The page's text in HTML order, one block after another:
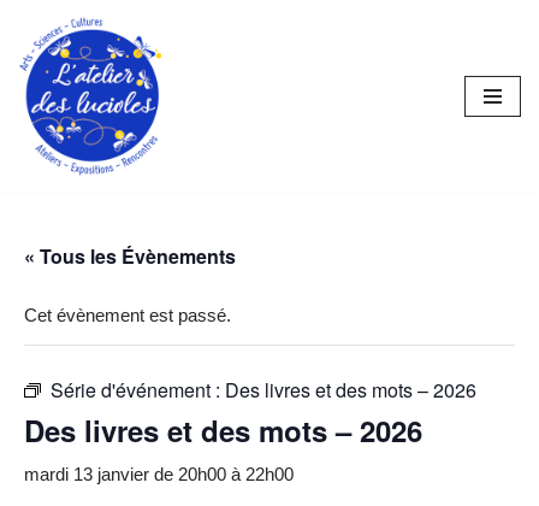
Aller
au
contenu
« Tous les Évènements
Cet évènement est passé.
Série d'événement : Des livres et des mots – 2026
Des livres et des mots – 2026
mardi 13 janvier de 20h00 à22h00